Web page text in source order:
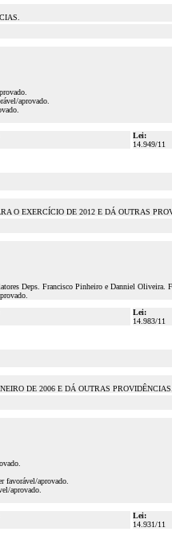
aprovado.
Lei:
14.949/11
O EXERCÍCIO DE 2012 E DÁ OUTRAS
Deps. Francisco Pinheiro e Danniel Oliveira.
Lei:
14.983/11
DE 2006 E DÁ OUTRAS PROVIDÊNCIAS.
favorável/aprovado.
aprovado.
Lei:
14.931/11